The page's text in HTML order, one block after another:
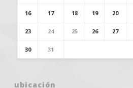
16 17 18 19 20
23 24 25 26 27
30 31
ubicación